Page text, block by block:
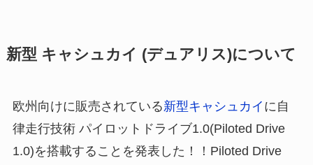
新型 キャシュカイ (デュアリス)について
欧州向けに販売されている新型キャシュカイ に自
律走行技術 パイロットドライブ1.0(Piloted Drive
1.0)を搭載することを発表した！！Piloted Drive